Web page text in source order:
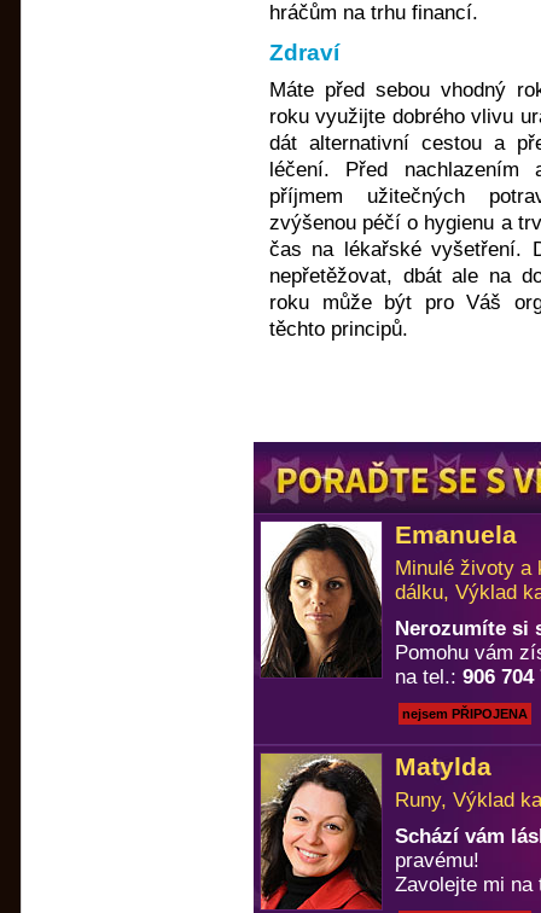
hráčům na trhu financí.
Zdraví
Máte před sebou vhodný
roku využijte dobrého vlivu
dát alternativní cestou a
léčení. Před
příjmem užitečných
zvýšenou péčí o hygienu a
čas na lékařské vyšetření.
nepřetěžovat, dbát ale na
roku může být pro Váš
těchto principů.
Emanuela
Minulé životy a
dálku, Výklad
Nerozumíte si
Pomohu vám
na tel.: 906 704
nejsem PŘIPOJENA
Matylda
Runy, Výklad
Schází vám
pravému!
Zavolejte mi